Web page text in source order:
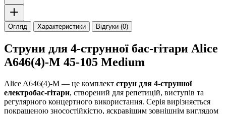
Огляд Характеристики Відгуки (0)
Струни для 4-струнної бас-гітари Alice
A646(4)-M 45-105 Medium
Alice A646(4)-M — це комплект струн для 4-струнної
електробас-гітари, створений для репетицій, виступів та
регулярного концертного використання. Серія вирізняється
покращеною зносостійкістю, яскравішим зовнішнім виглядом